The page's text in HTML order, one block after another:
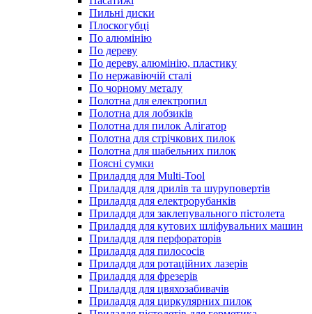
Пильні диски
Плоскогубці
По алюмінію
По дереву
По дереву, алюмінію, пластику
По нержавіючій сталі
По чорному металу
Полотна для електропил
Полотна для лобзиків
Полотна для пилок Алігатор
Полотна для стрічкових пилок
Полотна для шабельних пилок
Поясні сумки
Приладдя для Multi-Tool
Приладдя для дрилів та шуруповертів
Приладдя для електрорубанків
Приладдя для заклепувального пістолета
Приладдя для кутових шліфувальних машин
Приладдя для перфораторів
Приладдя для пилососів
Приладдя для ротаційних лазерів
Приладдя для фрезерів
Приладдя для цвяхозабивачів
Приладдя для циркулярних пилок